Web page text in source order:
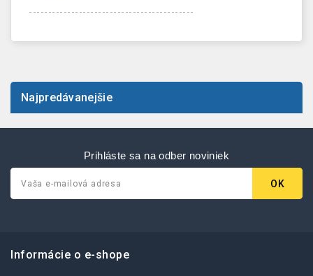
-------------------------------------------
Najpredávanejšie
Prihláste sa na odber noviniek
Informácie o e-shope